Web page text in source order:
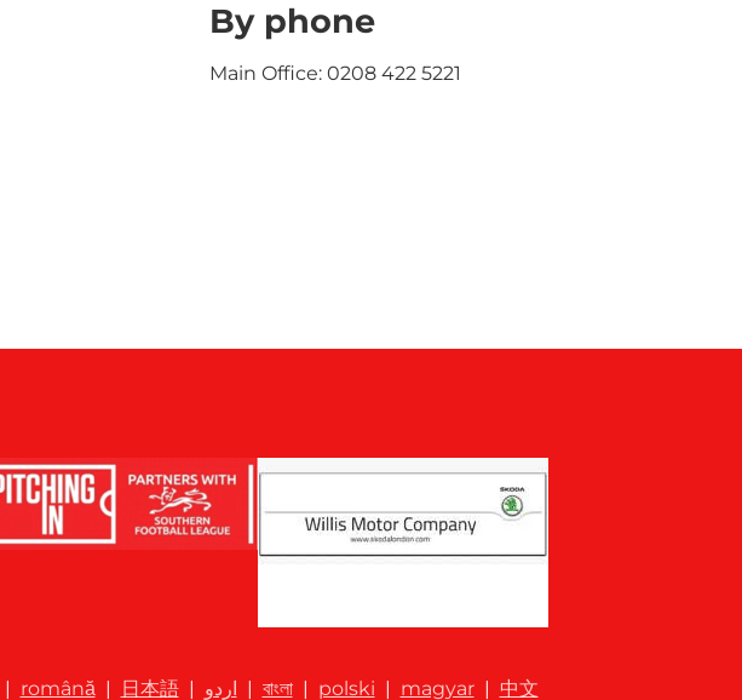
By phone
Main Office: 0208 422 5221
| română| 日本語| اردو | বাংলা| polski | magyar| 中文